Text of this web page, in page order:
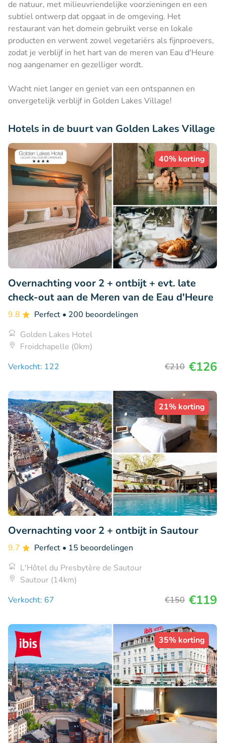
de natuur, met milieuvriendelijke voorzieningen en een
subtiel ontwerp dat opgaat in de omgeving. Het
restaurant van het domein gebruikt verse en lokale
producten en verwent zowel vegetariërs als fijnproevers,
zodat je verblijf in het hart van de meren van Eau d'Heure
nog aangenamer en gezelliger wordt.
Wacht niet langer en geniet van een ontspannen en
onvergetelijk verblijf in Golden Lakes Village!
Hotels in de buurt van Golden Lakes Village
40% korting
Overnachting voor 2 + ontbijt + evt. late
check-out aan de Meren van de Eau d'Heure
9.8 Perfect • 200 beoordelingen
Golden Lakes Hotel
Froidchapelle (0km)
Verkocht: 122
€210 €126
21% korting
Overnachting voor 2 + ontbijt in Sautour
9.7 Perfect • 15 beoordelingen
L'Hôtel du Presbytère de Sautour
Sautour (14km)
Verkocht: 67
€150 €119
35% korting